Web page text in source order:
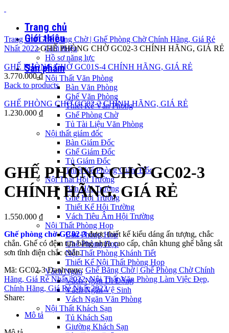
Trang chủ
Giới thiệu
Giới thiệu
Hồ sơ năng lực
Sản phẩm
Nội Thất Văn Phòng
Bàn Văn Phòng
Ghế Văn Phòng
Thiết Kế Văn Phòng
Ghế Phòng Chờ
Tủ Tài Liệu Văn Phòng
Nội thất giám đốc
Bàn Giám Đốc
Ghế Giám Đốc
Tủ Giám Đốc
Thiết Kế Phòng Giám Đốc
Nội Thất Hội Trường
Bàn Hội Trường
Ghế Hội Trường
Thiết Kế Hội Trường
Vách Tiêu Âm Hội Trường
Nội Thất Phòng Họp
Bàn Phòng Họp
Ghế Phòng Họp
Nội Thất Phòng Khánh Tiết
Thiết Kế Nội Thất Phòng Họp
Vách Ngăn
Vách Ngăn Di Động
Vách Ngăn Vệ Sinh
Vách Ngăn Văn Phòng
Nội Thất Khách Sạn
Tủ Khách Sạn
Giường Khách Sạn
Trang chủGhế Băng Chờ | Ghế Phòng Chờ Chính Hãng, Giá Rẻ
Nhất 2022GHẾ PHÒNG CHỜ GC02-3 CHÍNH HÃNG, GIÁ RẺ
GHẾ PHÒNG CHỜ GC01S-4 CHÍNH HÃNG, GIÁ RẺ
3.770.000₫
Back to products
GHẾ PHÒNG CHỜ GC02-2 CHÍNH HÃNG, GIÁ RẺ
1.230.000 ₫
GHẾ PHÒNG CHỜ GC02-3
CHÍNH HÃNG, GIÁ RẺ
1.550.000 ₫
Ghế phòng chờ GC02-3được thiết kế kiểu dáng ấn tượng, chắc
chắn. Ghế có đệm tựa bằng nhựa cao cấp, chân khung ghế bằng sắt
sơn tĩnh điện chắc chắn.
Mã: GC02-3Danh mục: Ghế Băng Chờ | Ghế Phòng Chờ Chính
Hãng, Giá Rẻ Nhất 2022, Nội Thất Văn Phòng Làm Việc Đẹp,
Chính Hãng, Giá Rẻ Nhất 2022
Share:
Mô tả